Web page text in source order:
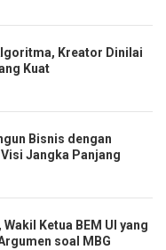
Kreator Dinilai
Kuat
Bisnis dengan
Jangka Panjang
Ketua BEM UI yang
soal MBG